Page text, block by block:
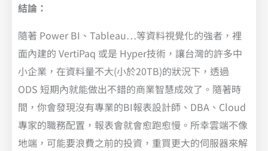
結論：
隨著 Power BI、Tableau…等資料視覺化的強者，裡
面內建的 VertiPaq 或是 Hyper技術，讓台灣的許多中
小企業，在資料量不大(小於20TB)的狀況下，透過
ODS 短期內就能做出不錯的商業智慧成效了。隨著時
間，你會發現沒有專業的BI報表設計師、DBA、Cloud
專家的職務配置，報表會就會愈跑愈慢。所幸雲端不像
地端，可能要浪費之前的投資，重買更大的伺服器來解